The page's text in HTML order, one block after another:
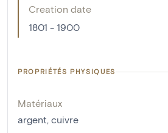
Creation date
1801 - 1900
PROPRIÉTÉS PHYSIQUES
Matériaux
argent, cuivre